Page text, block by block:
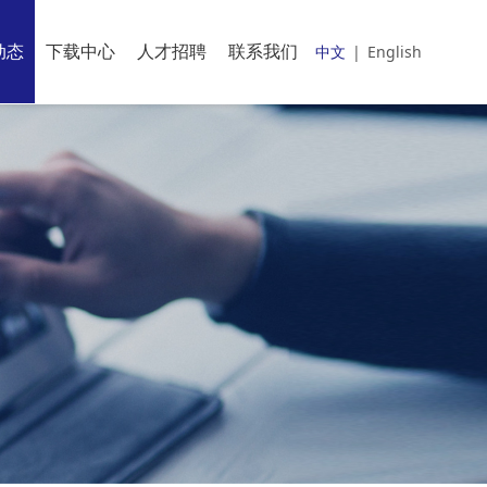
中文 | English
态 下载中心 人才招聘 联系我们